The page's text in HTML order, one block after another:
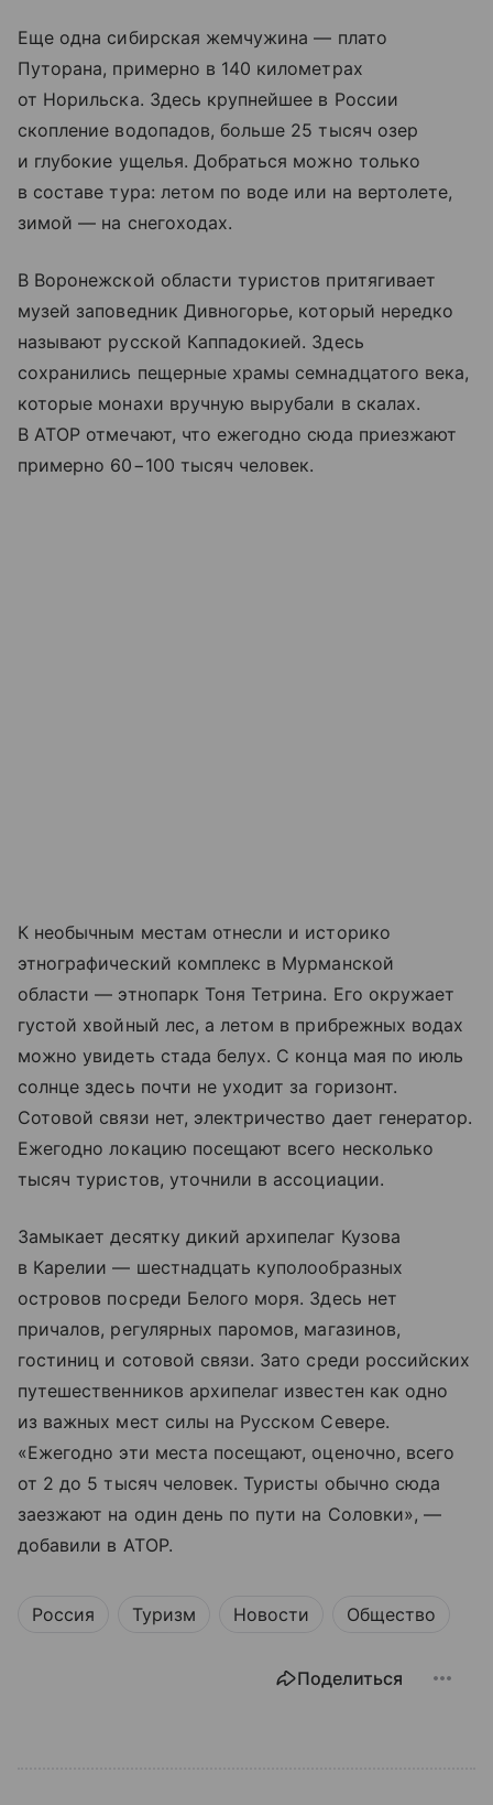
Еще одна сибирская жемчужина — плато
Путорана, примерно в 140 километрах
от Норильска. Здесь крупнейшее в России
скопление водопадов, больше 25 тысяч озер
и глубокие ущелья. Добраться можно только
в составе тура: летом по воде или на вертолете,
зимой — на снегоходах.
В Воронежской области туристов притягивает
музей заповедник Дивногорье, который нередко
называют русской Каппадокией. Здесь
сохранились пещерные храмы семнадцатого века,
которые монахи вручную вырубали в скалах.
В АТОР отмечают, что ежегодно сюда приезжают
примерно 60−100 тысяч человек.
К необычным местам отнесли и историко
этнографический комплекс в Мурманской
области — этнопарк Тоня Тетрина. Его окружает
густой хвойный лес, а летом в прибрежных водах
можно увидеть стада белух. С конца мая по июль
солнце здесь почти не уходит за горизонт.
Сотовой связи нет, электричество дает генератор.
Ежегодно локацию посещают всего несколько
тысяч туристов, уточнили в ассоциации.
Замыкает десятку дикий архипелаг Кузова
в Карелии — шестнадцать куполообразных
островов посреди Белого моря. Здесь нет
причалов, регулярных паромов, магазинов,
гостиниц и сотовой связи. Зато среди российских
путешественников архипелаг известен как одно
из важных мест силы на Русском Севере.
«Ежегодно эти места посещают, оценочно, всего
от 2 до 5 тысяч человек. Туристы обычно сюда
заезжают на один день по пути на Соловки», —
добавили в АТОР.
Россия Туризм Новости Общество
Поделиться